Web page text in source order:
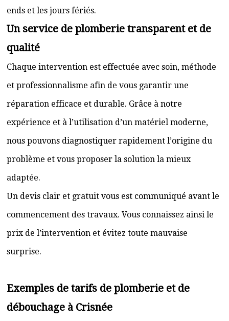
ends et les jours fériés.
Un service de plomberie transparent et de
qualité
Chaque intervention est effectuée avec soin, méthode
et professionnalisme afin de vous garantir une
réparation efficace et durable. Grâce à notre
expérience et à l’utilisation d’un matériel moderne,
nous pouvons diagnostiquer rapidement l’origine du
problème et vous proposer la solution la mieux
adaptée.
Un devis clair et gratuit vous est communiqué avant le
commencement des travaux. Vous connaissez ainsi le
prix de l’intervention et évitez toute mauvaise
surprise.
Exemples de tarifs de plomberie et de
débouchage à Crisnée